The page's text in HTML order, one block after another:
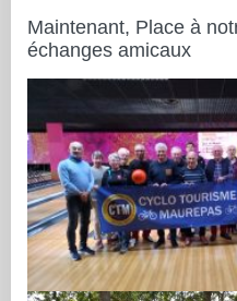
Maintenant, Place à
échanges amicaux